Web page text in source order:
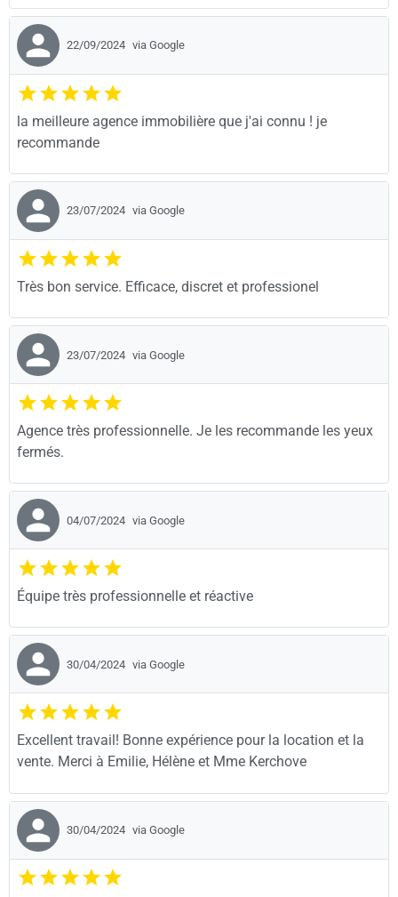
22/09/2024 via Google
la meilleure agence immobilière que j'ai connu ! je
recommande
23/07/2024 via Google
Très bon service. Efficace, discret et professionel
23/07/2024 via Google
Agence très professionnelle. Je les recommande les yeux
fermés.
04/07/2024 via Google
Équipe très professionnelle et réactive
30/04/2024 via Google
Excellent travail! Bonne expérience pour la location et la
vente. Merci à Emilie, Hélène et Mme Kerchove
30/04/2024 via Google